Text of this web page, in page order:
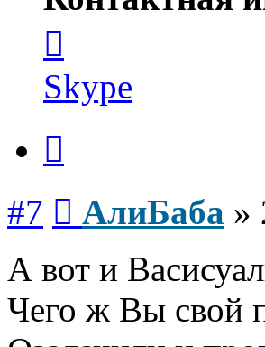
пользователя
АлиБаба
Skype
#7 АлиБаба »
А вот и
Чего ж Вы свой